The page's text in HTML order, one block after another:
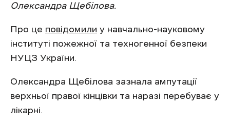
Олександра Щебілова.
Про це повідомили у навчально-науковому
інституті пожежної та техногенної безпеки
НУЦЗ України.
Олександра Щебілова зазнала ампутації
верхньої правої кінцівки та наразі перебуває у
лікарні.